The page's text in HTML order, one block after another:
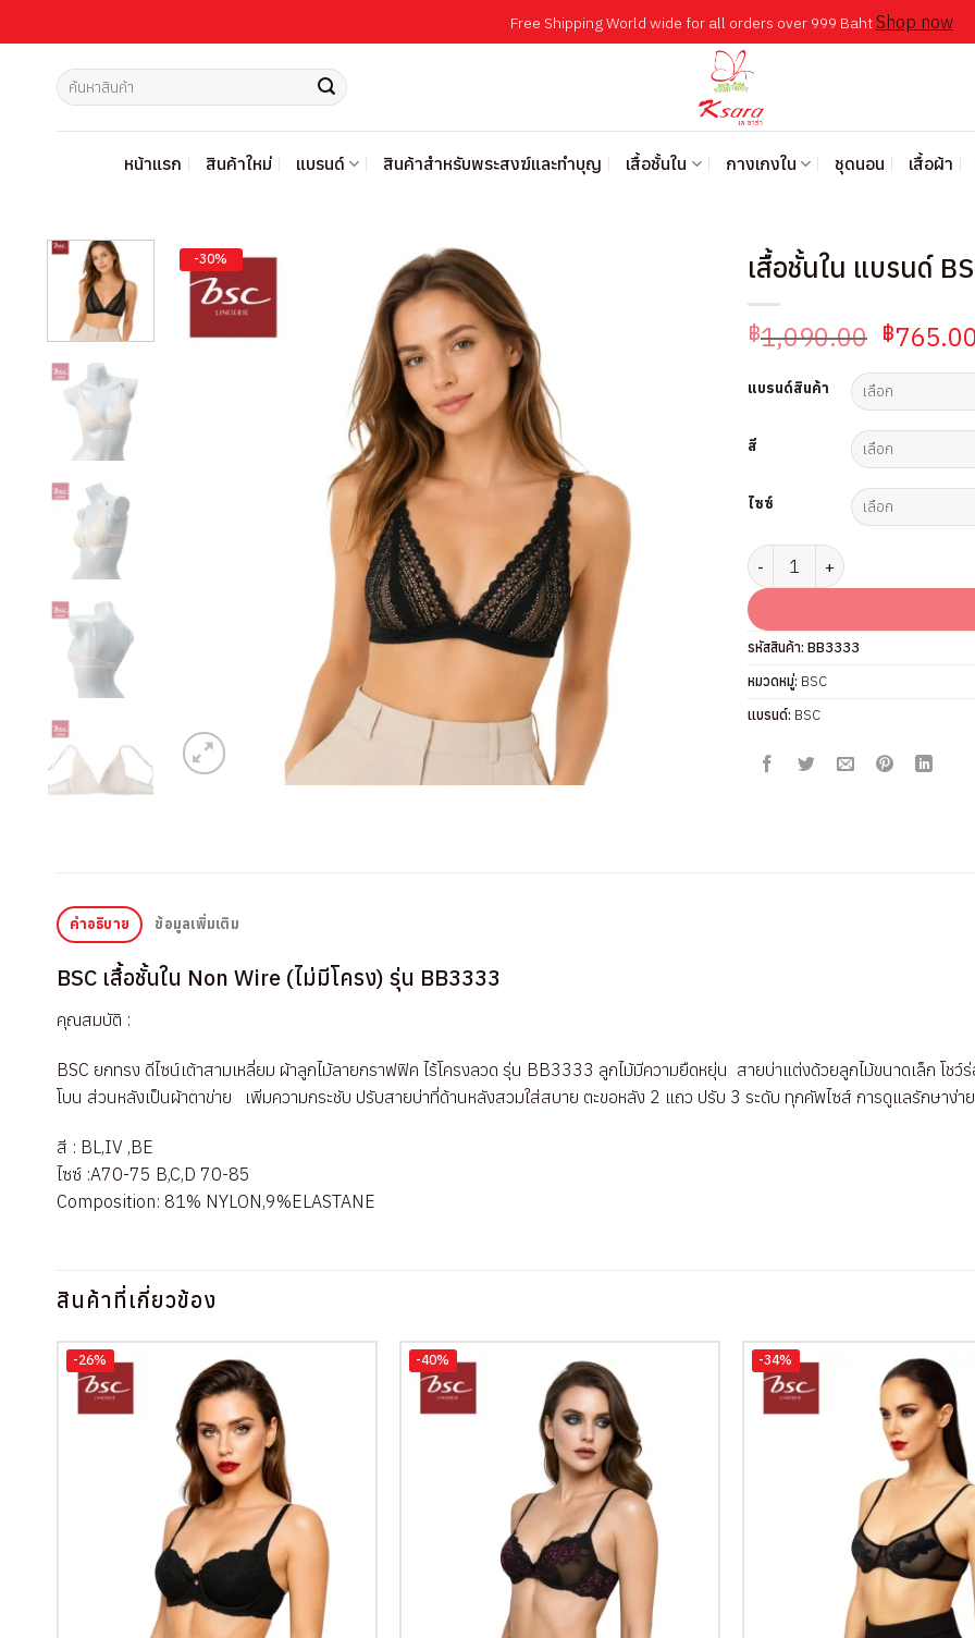
ไป
Free Shipping World wide for all orders over 999 Baht Shop now
ค้นหา:
หน้าแรก สินค้าใหม่ แบรนด์ สินค้าสำหรับพระสงฆ์และทำบุญ เสื้อชั้นใน กางเกงใน ชุดนอน เสื้อผ้า
-30% เสื้อชั้นใน แบรนด์
฿1,090.00 Original
was:
฿
฿765.00
แบรนด์สินค้า
สี
ไซซ์
จำนวน เสื้อชั้นใน แบรนด์ BSC รุ่น
รหัสสินค้า: BB3333
หมวดหมู่: BSC
แบรนด์: BSC
คำอธิบาย ข้อมูลเพิ่มเติม
BSC เสื้อชั้นใน Non Wire (ไม่มีโครง) รุ่น BB3333
คุณสมบัติ :
BSC ยกทรง ดีไซน์เต้าสามเหลี่ยม ผ้าลูกไม้ลายกราฟฟิค ไร้โครงลวด รุ่น BB3333 ลูกไม้มีความยืดหยุ่น สายบ่าแต่งด้วยลูกไม้ขนาดเล็ก โช
โบน ส่วนหลังเป็นผ้าตาข่าย เพิ่มความกระชับ ปรับสายบ่าที่ด้านหลังสวมใส่สบาย ตะขอหลัง 2 แถว ปรับ 3 ระดับ ทุกคัพไซส์ การดูแลรักษาง่าย
สี : BL,IV ,BE
ไซซ์ :A70-75 B,C,D 70-85
Composition: 81% NYLON,9%ELASTANE
สินค้าที่เกี่ยวข้อง
-26% -40% -34%